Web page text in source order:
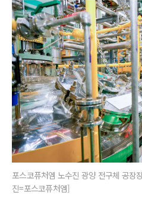
포스코퓨처엠 노수진 광양 전구체 공장
진=포스코퓨처엠]